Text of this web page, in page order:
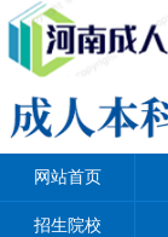
网站首页
招生院校